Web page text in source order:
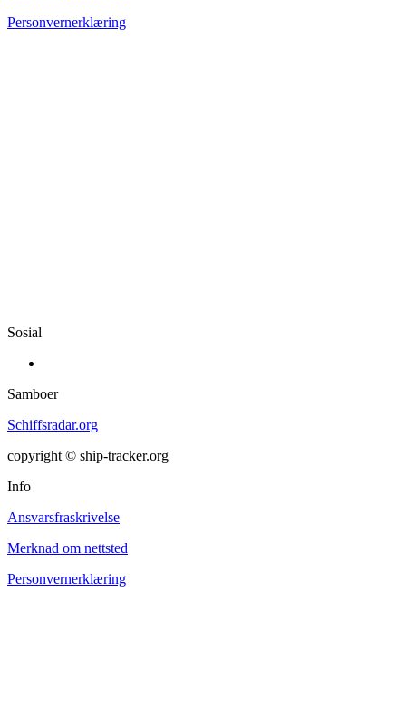
Personvernerklæring
Sosial
Samboer
Schiffsradar.org
copyright © ship-tracker.org
Info
Ansvarsfraskrivelse
Merknad om nettsted
Personvernerklæring